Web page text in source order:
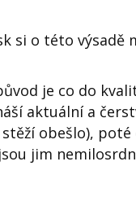
si o této výsadě
je co do
aktuální a
obešlo),
jim